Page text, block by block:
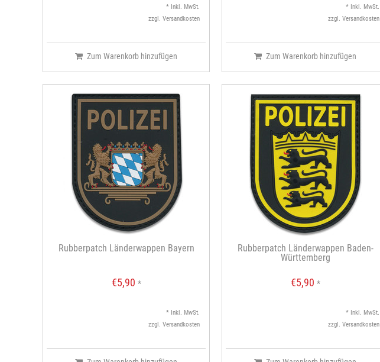
* Inkl. MwSt.
zzgl.Versandkosten
Zum Warenkorb hinzufügen
* Inkl. MwSt.
zzgl. Versandkosten
Zum Warenkorb hinzufügen
Rubberpatch Länderwappen Bayern
€5,90 *
* Inkl. MwSt.
zzgl.Versandkosten
Rubberpatch Länderwappen Baden-
Württemberg
€5,90 *
* Inkl. MwSt.
zzgl. Versandkosten